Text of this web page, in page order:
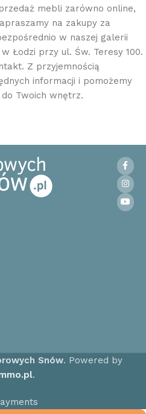
mebli zarówno online,
na zakupy za
w naszej galerii
Łodzi przy ul. Św. Teresy 100.
Z przyjemnością
informacji i pomożemy
Twoich wnętrz.
Snów. Powered by
.